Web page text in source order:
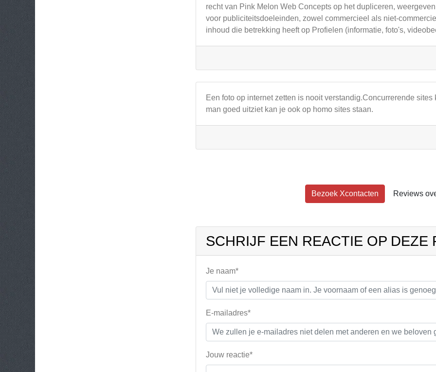
recht van Pink Melon Web Concepts op het dupliceren,
voor publiciteitsdoeleinden, zowel commercieel als niet-
inhoud die betrekking heeft op Profielen (informatie, foto's,
Een foto op internet zetten is nooit verstandig.Concurrerende
man goed uitziet kan je ook op homo sites staan.
Bezoek Xcontacten Reviews
SCHRIJF EEN REACTIE OP DEZE
Je naam*
E-mailadres*
Jouw reactie*